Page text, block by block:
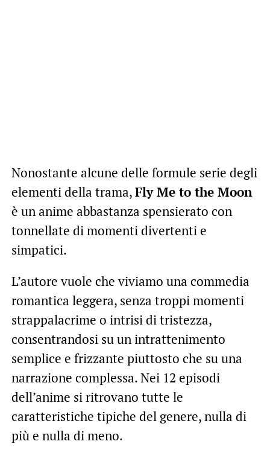
Nonostante alcune delle formule serie degli
elementi della trama,Fly Me to the Moon
è un anime abbastanza spensierato con
tonnellate di momenti divertenti e
simpatici.
L’autore vuole che viviamo una commedia
romantica leggera, senza troppi momenti
strappalacrime o intrisi di tristezza,
consentrandosi su un intrattenimento
semplice e frizzante piuttosto che su una
narrazione complessa. Nei 12 episodi
dell’anime si ritrovano tutte le
caratteristiche tipiche del genere, nulla di
più e nulla di meno.